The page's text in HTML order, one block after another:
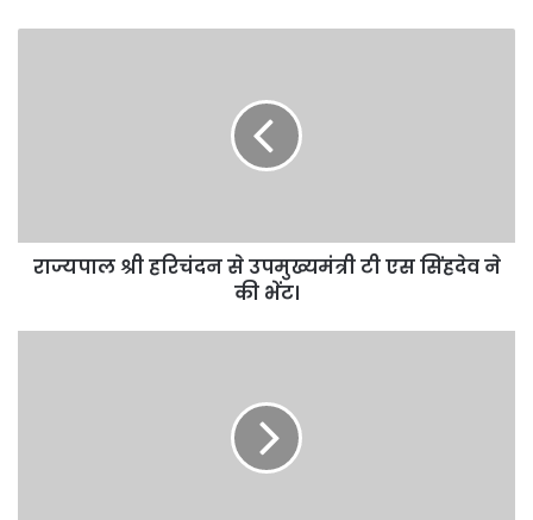
राज्यपाल श्री हरिचंदन से उपमुख्यमंत्री टी एस सिंहदेव ने
की भेंट।